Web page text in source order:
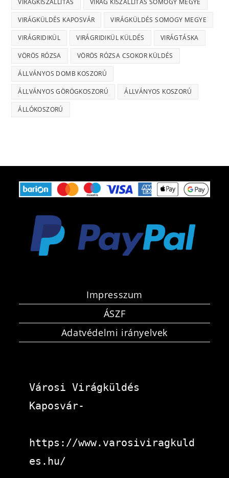
VIRÁGKISZÁLLÍTÁS VIRÁG KISZÁLLÍTÁS SOMOGY MEGYE
VIRÁGKÜLDÉS KAPOSVÁR VIRÁGKÜLDÉS SOMOGY MEGYE
VIRÁGRIDIKÜL VIRÁGRIDIKÜL KÜLDÉS VIRÁGTÁSKA
VÖRÖS RÓZSA VÖRÖS RÓZSA CSOKOR KÜLDÉS
ÁLLVÁNYOS DOMB KOSZORÚ
ÁLLVÁNYOS GÖRÖGKOSZORÚ ÁLLVÁNYOS KOSZORÚ
ÁLLÓKOSZORÚ
Impresszum
ÁSZF
Adatvédelmi irányelvek
Városi Virágküldés
Kaposvár-
https://www.varosiviragkuld
es.hu/